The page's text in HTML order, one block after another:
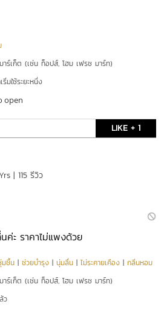
าร์เก็ต (เช่น ท็อปส์, โฮม เฟรช มาร์ท)
ริ่มใช้ระยะหนึ่ง
open
LIKE + 1
| 115 รีวิว
ค่ะ ราคาไม่แพงด้วย
มชื้น |ช่วยบำรุง |นุ่มลื่น |ไม่ระคายเคือง |กลิ่นหอม
าร์เก็ต (เช่น ท็อปส์, โฮม เฟรช มาร์ท)
ว